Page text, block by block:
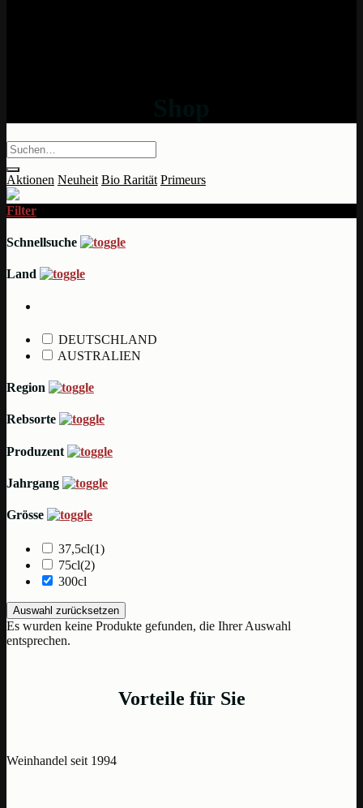
Aktionen Neuheit Bio Rarität Primeurs
Filter
Schnellsuche
Land
DEUTSCHLAND
AUSTRALIEN
Region
Rebsorte
Produzent
Jahrgang
Grösse
37,5cl(1)
75cl(2)
300cl
Auswahl zurücksetzen
Es wurden keine Produkte gefunden, die Ihrer Auswahl
entsprechen.
Vorteile für Sie
Weinhandel seit 1994